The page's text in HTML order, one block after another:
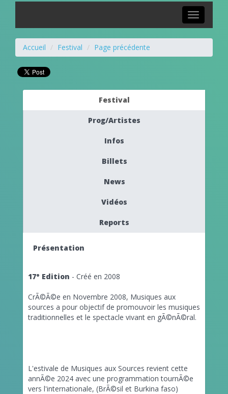
Toggle
navigation
Accueil Festival Page précédente
Festival
Prog/Artistes
Infos
Billets
News
Vidéos
Reports
Présentation
17° Edition - Créé en 2008
CrÃ©Ã©e en Novembre 2008, Musiques aux
sources a pour objectif de promouvoir les musiques
traditionnelles et le spectacle vivant en gÃ©nÃ©ral.
L'estivale de Musiques aux Sources revient cette
annÃ©e 2024 avec une programmation tournÃ©e
vers l'internationale, (BrÃ©sil et Burkina faso)